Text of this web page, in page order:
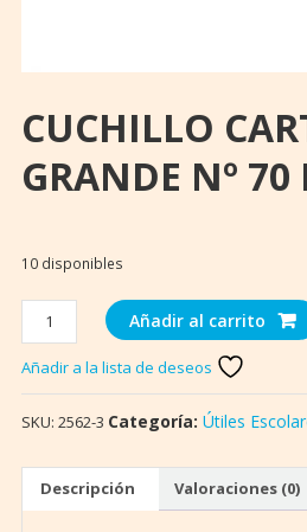
CUCHILLO
GRANDE Nº
10 disponibles
CUCHILLO
CARTONERO
GRANDE
Nº
70
cantidad
Añadir al carrito
Añadir a la lista de deseos
SKU: 2562-3 Categoría: Útiles
Descripción Valoraciones (0)